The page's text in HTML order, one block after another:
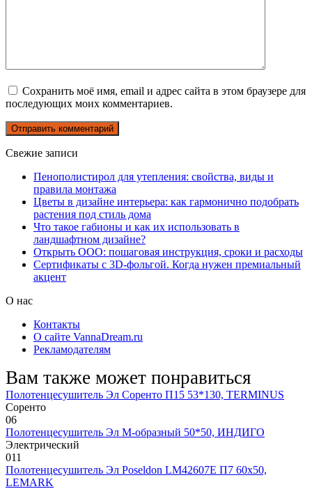
Сохранить моё имя, email и адрес сайта в этом браузере для
последующих моих комментариев.
Свежие записи
Пенополистирол для утепления: свойства, виды и
правила монтажа
Цветы в дизайне интерьера: как гармонично подобрать
растения под стиль дома
Что такое габионы и как их использовать в
ландшафтном дизайне?
Открыть ООО: пошаговая инструкция, сроки и расходы
Сертификаты с 3D-фольгой. Когда нужен премиальный
акцент
О нас
Контакты
О сайте VannaDream.ru
Рекламодателям
Вам также может понравиться
Полотенцесушитель Эл Соренто П15 53*130, TERMINUS
Соренто
06
Полотенцесушитель Эл М-образный 50*50, ИНДИГО
Электрический
011
Полотенцесушитель Эл Poseldon LM42607E П7 60х50,
LEMARK